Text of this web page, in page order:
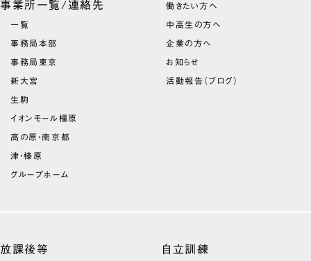
事業所一覧/連絡先
一覧
事務局本部
事務局東京
新大宮
生駒
イオンモール橿原
高の原・南京都
津・榛原
グループホーム
働きたい方へ
中高生の方へ
企業の方へ
お知らせ
活動報告（ブログ）
放課後等
自立訓練